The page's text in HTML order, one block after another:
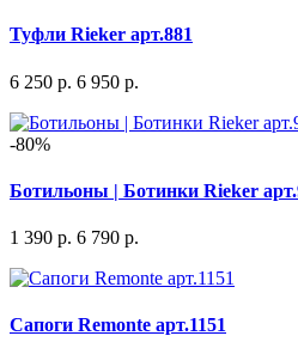
Туфли Rieker арт.881
6 250 р. 6 950 р.
-80%
Ботильоны | Ботинки Rieker
1 390 р. 6 790 р.
Сапоги Remonte арт.1151